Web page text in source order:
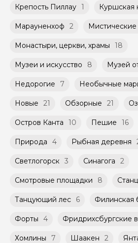
Крепость Пиллау 1 Куршская
Марауненхоф 2 Мистические
Монастыри, церкви, храмы 18
Музеи и искусство 8 Музей
Недорогие 7 Необычные
Новые 21 Обзорные 21
Остров Канта 10 Пешие 16
Природа 4 Рыбная деревня
Светлогорск 3 Синагога 2
Смотровые площадки 8
Танцующий лес 6 Филинская
Форты 4 Фридрихсбургские
Хомлины 7 Шаакен 2